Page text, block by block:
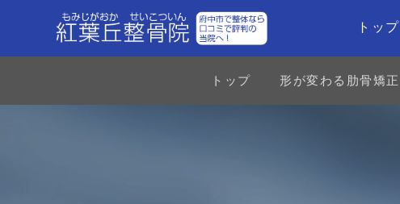
トップ
トップ 形が変わる肋骨矯正